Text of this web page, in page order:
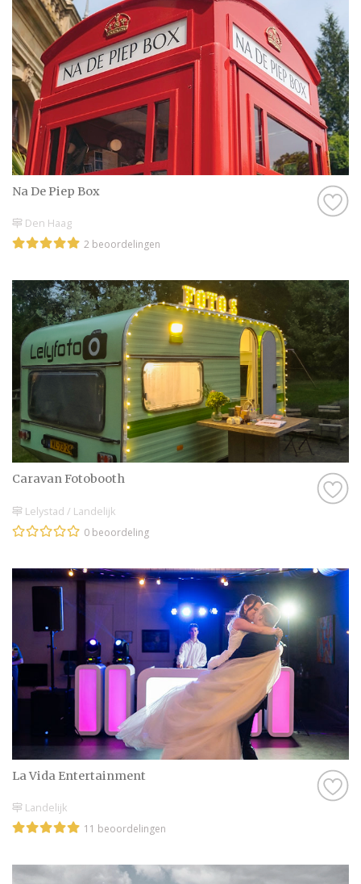
Na De Piep Box
Den Haag
2 beoordelingen
Caravan Fotobooth
Lelystad / Landelijk
0 beoordeling
La Vida Entertainment
Landelijk
11 beoordelingen